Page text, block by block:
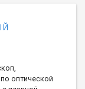
оптической